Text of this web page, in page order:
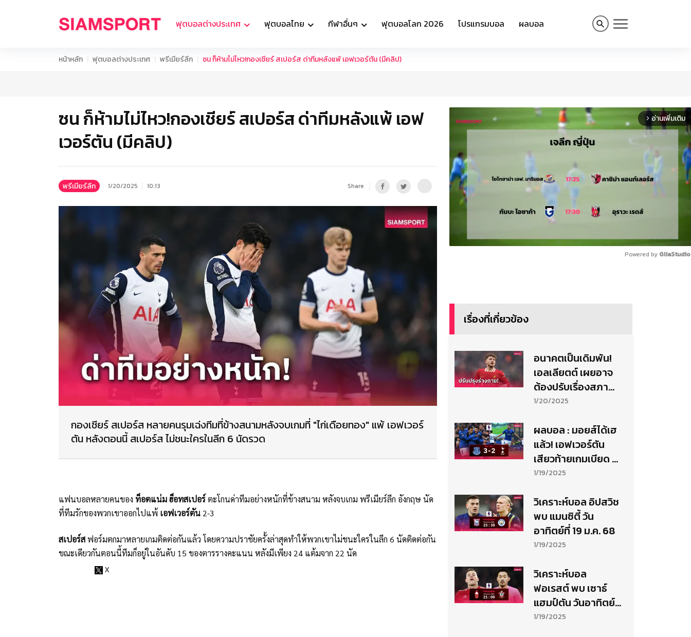
ฟุตบอลต่างประเทศ ฟุตบอลไทย กีฬาอื่นๆ ฟุตบอลโลก 2026 โปรแกรมบอล ผลบอล
หน้าหลัก ฟุตบอลต่างประเทศ พรีเมียร์ลีก ซน ก็ห้ามไม่ไหว!กองเชียร์ สเปอร์ส ด่าทีมหลังแพ้ เอฟเวอร์ตัน (มีคลิป)
ซน ก็ห้ามไม่ไหว!กองเชียร์ สเปอร์ส ด่าทีมหลังแพ้ เอฟ
เวอร์ตัน (มีคลิป)
พรีเมียร์ลีก 1/20/2025 10:13 Share
กองเชียร์ สเปอร์ส หลายคนรุมเฉ่งทีมที่ข้างสนามหลังจบเกมที่ "ไก่เดือยทอง" แพ้ เอฟเวอร์
ตัน หลังตอนนี้ สเปอร์ส ไม่ชนะใครในลีก 6 นัดรวด
แฟนบอลหลายคนของ ท็อตแน่ม ฮ็อทสเปอร์ตะโกนด่าทีมอย่างหนักที่ข้างสนาม หลังจบเกม พรีเมียร์ลีก อังกฤษ นัด
ที่ทีมรักของพวกเขาออกไปแพ้ เอฟเวอร์ตัน2-3
สเปอร์สฟอร์มตกมาหลายเกมติดต่อกันแล้ว โดยความปราชัยครั้งล่าสุดทำให้พวกเขาไม่ชนะใครในลีก 6 นัดติดต่อกัน
ขณะเดียวกันตอนนี้ทีมก็อยู่ในอันดับ 15 ของตารรางคะแนน หลังมีเพียง 24 แต้มจาก 22 นัด
arrow_forward_ios อ่านเพิ่มเติม
Powered by
เรื่องที่เกี่ยวข้อง
อนาคตเป็นเดิมพัน!
เอลเลียตต์ เผยอาจ
ต้องปรับเรื่องสภาพ
ร่างกาย
1/20/2025
ผลบอล : มอยส์ได้เฮ
แล้ว! เอฟเวอร์ตัน
เสียวท้ายเกมเบียด ส
เปอร์ส-แอนจ์ ส่อ
1/19/2025
วิเคราะห์บอล อิปสวิช
พบ แมนซิตี้ วัน
อาทิตย์ที่ 19 ม.ค. 68
1/19/2025
วิเคราะห์บอล
ฟอเรสต์ พบ เซาธ์
แฮมป์ตัน วันอาทิตย์ที่
19 ม.ค. 68
1/19/2025